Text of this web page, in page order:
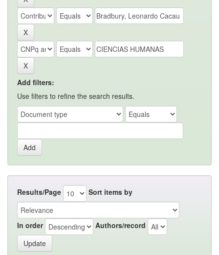
Add filters:
Use filters to refine the search results.
Results/Page Sort items by
In order Authors/record